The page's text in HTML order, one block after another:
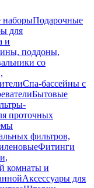
наборыПодарочные
для
и
поддоны,
со
Спа-бассейны с
Бытовые
проточных
фильтров,
Фитинги
комнаты и
Аксессуары для